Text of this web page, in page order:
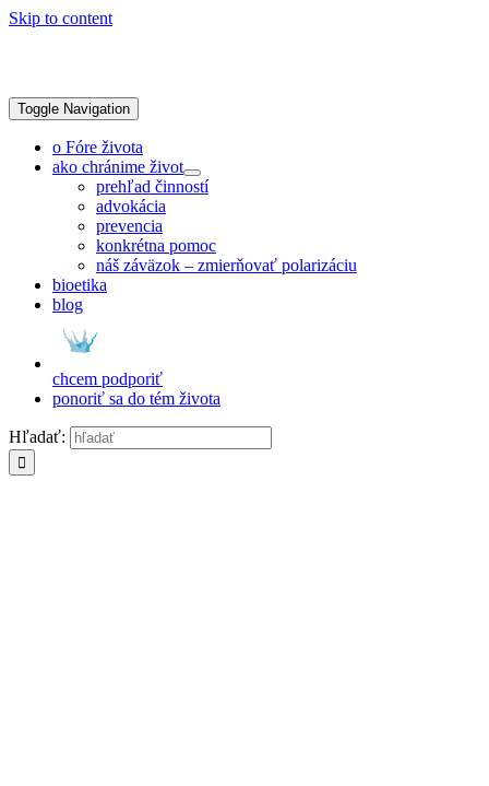
Skip to content
Toggle Navigation
o Fóre života
ako chránime život
prehľad činností
advokácia
prevencia
konkrétna pomoc
náš záväzok – zmierňovať polarizáciu
bioetika
blog
chcem podporiť
ponoriť sa do tém života
Hľadať: